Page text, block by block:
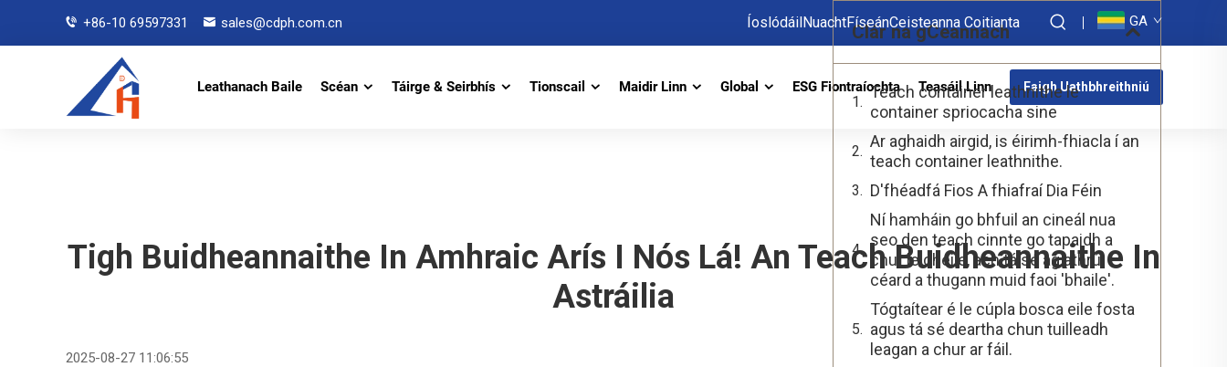
+86-10 69597331 sales@cdph.com.cn ÍoslódáilNuachtFíseánCeisteanna Coitianta GA
Leathanach Baile Scéan Táirge & Seirbhís Tionscail Maidir Linn Global ESG Fiontraíochta Teasáil Linn Faigh Uathbhreithniú
Tigh Buidheannaithe In Amhraic Arís I Nós Lá! An Teach Buidheannaithe In
Astráilia
2025-08-27 11:06:55
Clár na gCeannach
Teach container leathnithe le
container spriocacha sine
Ar aghaidh airgid, is éirimh-fhiacla í an
teach container leathnithe.
D'fhéadfá Fios A fhiafraí Dia Féin
Ní hamháin go bhfuil an cineál nua
seo den teach cinnte go tapaidh a
chur le chéile, ach tá sé ag athrú
céard a thugann muid faoi 'bhaile'.
Tógtaítear é le cúpla bosca eile fosta
agus tá sé deartha chun tuilleadh
leagan a chur ar fáil.